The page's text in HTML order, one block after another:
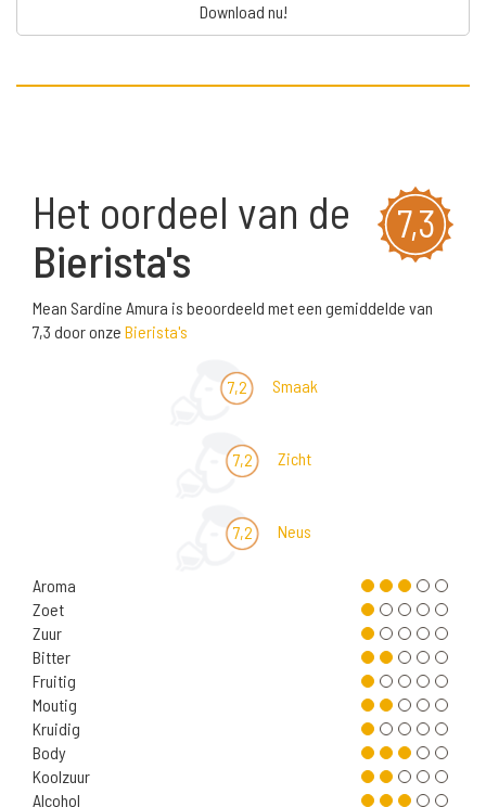
Download nu!
7,3
Het oordeel van de
Bierista's
Mean Sardine Amura is beoordeeld met een gemiddelde van
7,3 door onze Bierista's
7,2 Smaak
7,2 Zicht
7,2 Neus
Aroma
Zoet
Zuur
Bitter
Fruitig
Moutig
Kruidig
Body
Koolzuur
Alcohol